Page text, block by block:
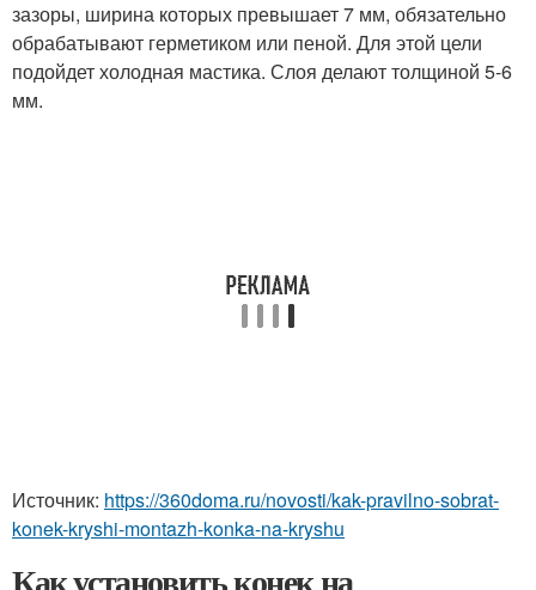
зазоры, ширина которых превышает 7 мм, обязательно
обрабатывают герметиком или пеной. Для этой цели
подойдет холодная мастика. Слоя делают толщиной 5-6
мм.
Источник: https://360doma.ru/novosti/kak-pravilno-sobrat-
konek-kryshi-montazh-konka-na-kryshu